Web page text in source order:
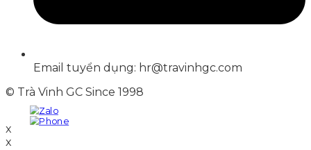
Email tuyển dụng: hr@travinhgc.com
© Trà Vinh GC Since 1998
x
x